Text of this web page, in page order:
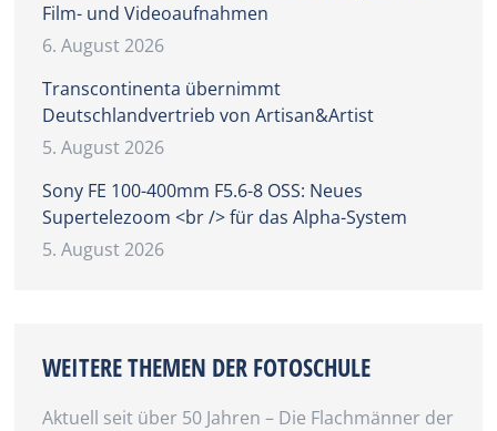
Film- und Videoaufnahmen
6. August 2026
Transcontinenta übernimmt
Deutschlandvertrieb von Artisan&Artist
5. August 2026
Sony FE 100-400mm F5.6-8 OSS: Neues
Supertelezoom <br /> für das Alpha-System
5. August 2026
WEITERE THEMEN DER FOTOSCHULE
Aktuell seit über 50 Jahren – Die Flachmänner der